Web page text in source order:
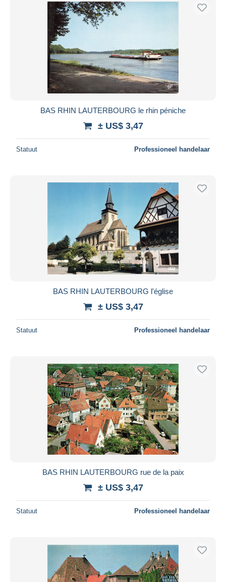
BAS RHIN LAUTERBOURG le rhin péniche
± US$ 3,47
Statuut Professioneel handelaar
BAS RHIN LAUTERBOURG l'église
± US$ 3,47
Statuut Professioneel handelaar
BAS RHIN LAUTERBOURG rue de la paix
± US$ 3,47
Statuut Professioneel handelaar